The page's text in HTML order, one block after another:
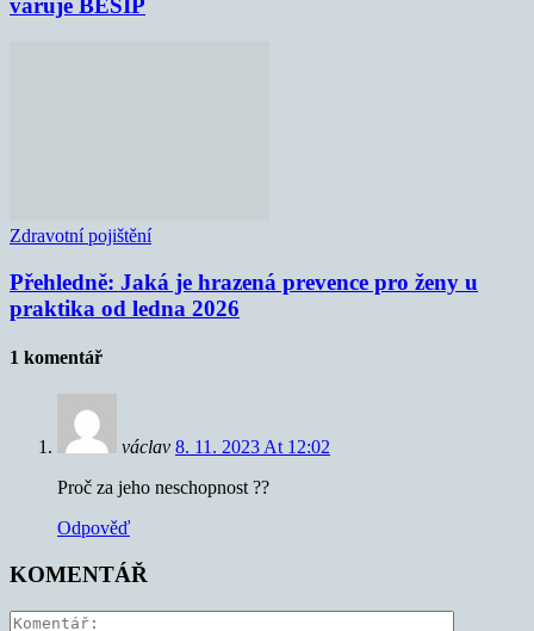
varuje BESIP
Zdravotní pojištění
Přehledně: Jaká je hrazená prevence pro ženy u
praktika od ledna 2026
1 komentář
václav 8. 11. 2023 At 12:02
Proč za jeho neschopnost ??
Odpověď
KOMENTÁŘ